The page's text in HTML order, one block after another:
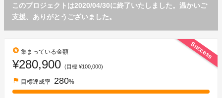
このプロジェクトは2020/04/30に終了いたしました。温かいご
支援、ありがとうございました。
Success
stars 集まっている金額
¥280,900 (目標 ¥100,000)
flag 目標達成率 280%